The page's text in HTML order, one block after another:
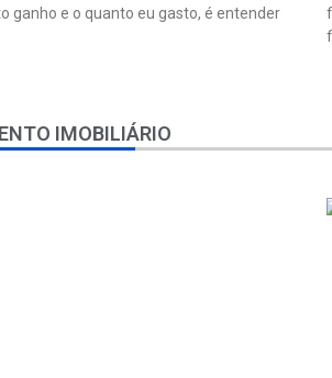
ganho e o quanto eu gasto, é entender
IMOBILIÁRIO